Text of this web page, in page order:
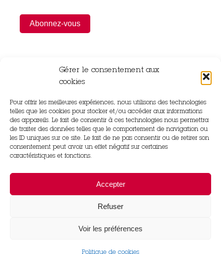
Gérer le consentement aux
cookies
Pour offrir les meilleures expériences, nous utilisons des technologies
telles que les cookies pour stocker et/ou accéder aux informations
des appareils. Le fait de consentir à ces technologies nous permettra
de traiter des données telles que le comportement de navigation ou
les ID uniques sur ce site. Le fait de ne pas consentir ou de retirer son
consentement peut avoir un effet négatif sur certaines
caractéristiques et fonctions.
Accepter
Refuser
Voir les préférences
Politique de cookies
Rue Gutenberg,
14840 Démouville
02 31 83 22 97
61310 Gouffern en Auge